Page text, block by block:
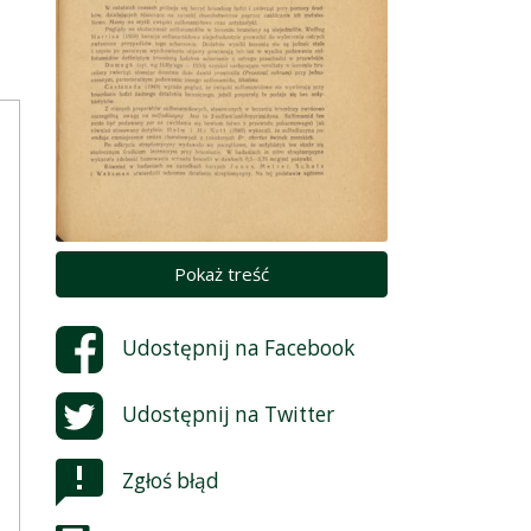
Pokaż treść
Udostępnij na Facebook
Udostępnij na Twitter
Zgłoś błąd